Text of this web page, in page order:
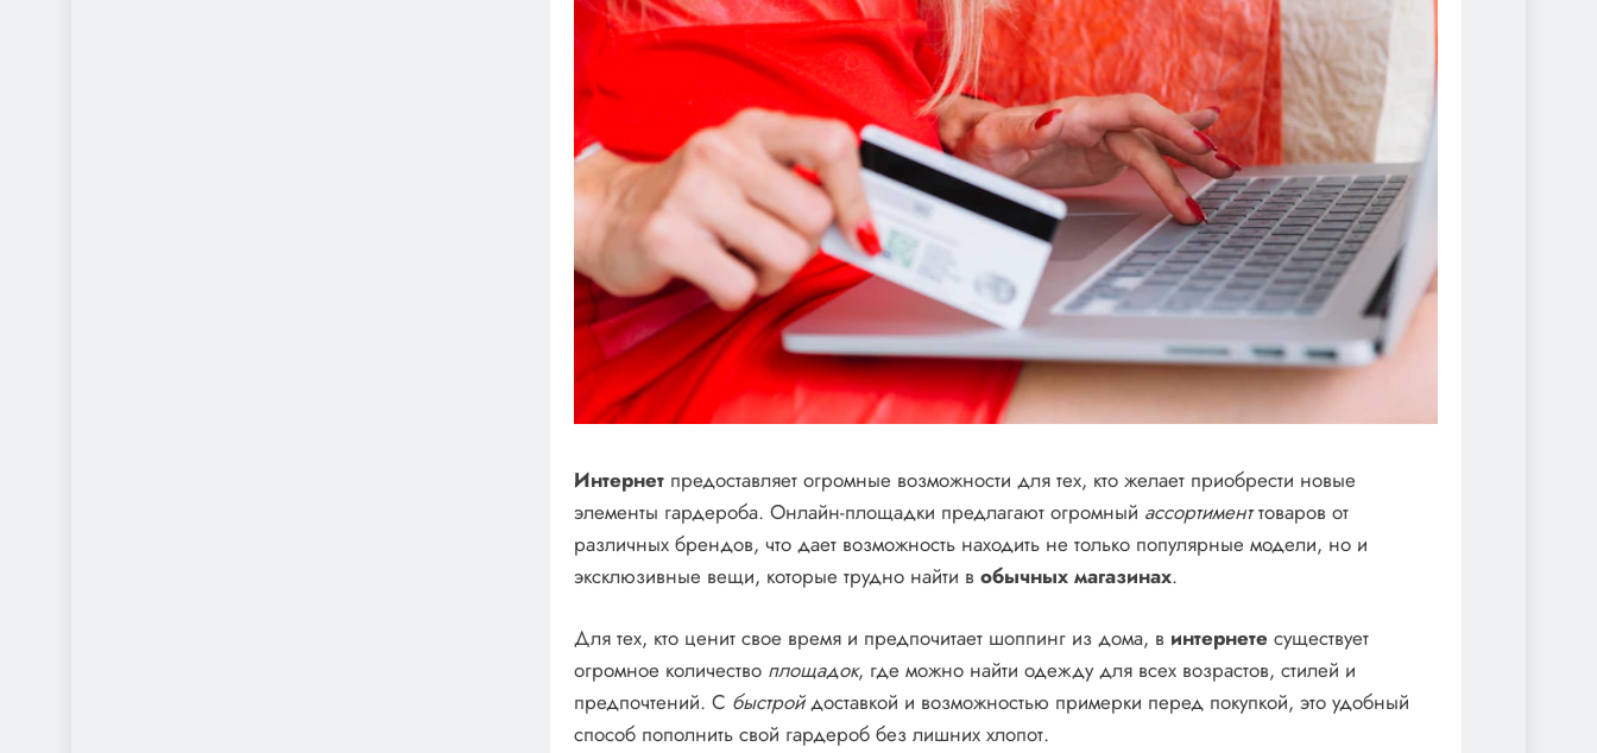
Интернетпредоставляет огромные возможности для тех, кто желает приобрести новые
элементы гардероба. Онлайн-площадки предлагают огромный ассортименттоваров от
различных брендов, что дает возможность находить не только популярные модели, но и
эксклюзивные вещи, которые трудно найти в обычных магазинах.
Для тех, кто ценит свое время и предпочитает шоппинг из дома, в интернете существует
огромное количество площадок, где можно найти одежду для всех возрастов, стилей и
предпочтений. С быстройдоставкой и возможностью примерки перед покупкой, это удобный
способ пополнить свой гардероб без лишних хлопот.